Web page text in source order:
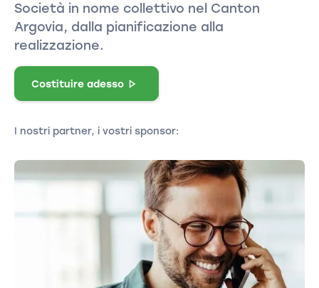
Società in nome collettivo nel Canton
Argovia, dalla pianificazione alla
realizzazione.
Costituire adesso
I nostri partner, i vostri sponsor: